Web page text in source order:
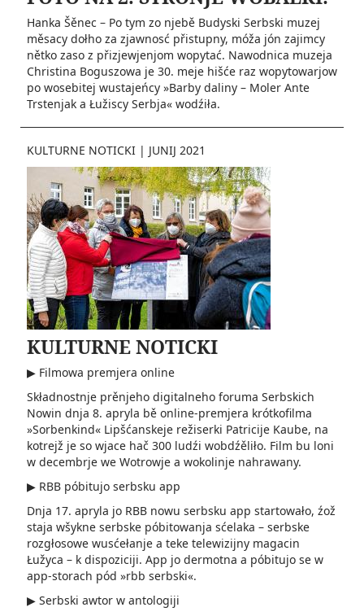
Hanka Šěnec – Po tym zo njebě Budyski Serbski muzej
měsacy dołho za zjawnosć přistupny, móža jón zajimcy
nětko zaso z přizjewjenjom wopytać. Nawodnica muzeja
Christina Boguszowa je 30. meje hišće raz wopytowarjow
po wosebitej wustajeńcy »Barby daliny – Moler Ante
Trstenjak a Łužiscy Serbja« wodźiła.
KULTURNE NOTICKI | JUNIJ 2021
KULTURNE NOTICKI
▶ Filmowa premjera online
Składnostnje prěnjeho digitalneho foruma Serbskich
Nowin dnja 8. apryla bě online-premjera krótkofilma
»Sorbenkind« Lipšćanskeje režiserki Patricije Kaube, na
kotrejž je so wjace hač 300 ludźi wobdźěliło. Film bu loni
w decembrje we Wotrowje a wokolinje nahrawany.
▶ RBB póbitujo serbsku app
Dnja 17. apryla jo RBB nowu serbsku app startowało, źož
staja wšykne serbske póbitowanja sćelaka – serbske
rozgłosowe wusćełanje a teke telewizijny magacin
Łužyca – k dispoziciji. App jo dermotna a póbitujo se w
app-storach pód »rbb serbski«.
▶ Serbski awtor w antologiji